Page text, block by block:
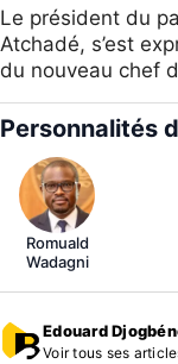
Le président du
Atchadé, s’est
du nouveau chef
Personnalités
Romuald
Wadagni
Edouard
Voir tous ses